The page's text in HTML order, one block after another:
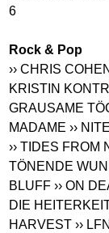
6
Rock & Pop
›› CHRIS COHEN
KRISTIN
GRAUSAME
MADAME ››
›› TIDES FROM
TÖNENDE
BLUFF ›› ON
DIE
HARVEST ››